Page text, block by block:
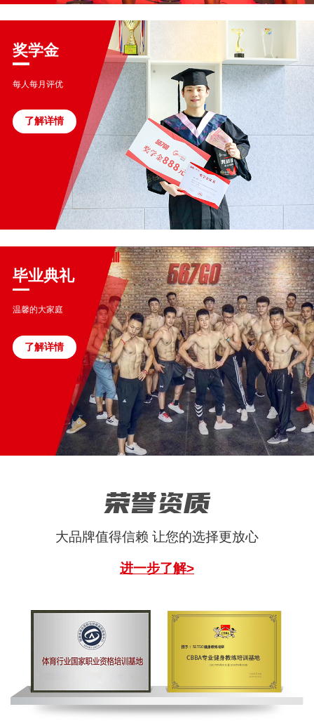
奖学金
每人每月评优
了解详情
毕业典礼
温馨的大家庭
了解详情
荣誉资质
大品牌值得信赖 让您的选择更放心
进一步了解>